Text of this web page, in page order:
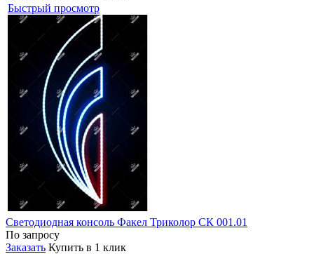
Быстрый просмотр
Светодиодная консоль Факел Триколор СК 001.01
По запросу
Заказать Купить в 1 клик